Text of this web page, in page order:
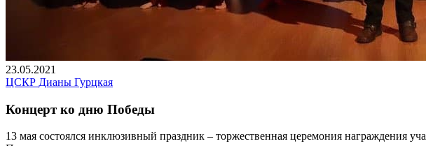
23.05.2021
ЦСКР Дианы Гурцкая
Концерт ко дню Победы
13 мая состоялся инклюзивный праздник – торжественная церемония награждения